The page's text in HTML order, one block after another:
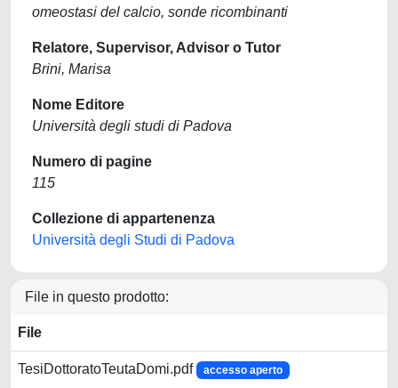
omeostasi del calcio, sonde ricombinanti
Relatore, Supervisor, Advisor o Tutor
Brini, Marisa
Nome Editore
Università degli studi di Padova
Numero di pagine
115
Collezione di appartenenza
Università degli Studi di Padova
File in questo prodotto:
File
TesiDottoratoTeutaDomi.pdf accesso aperto